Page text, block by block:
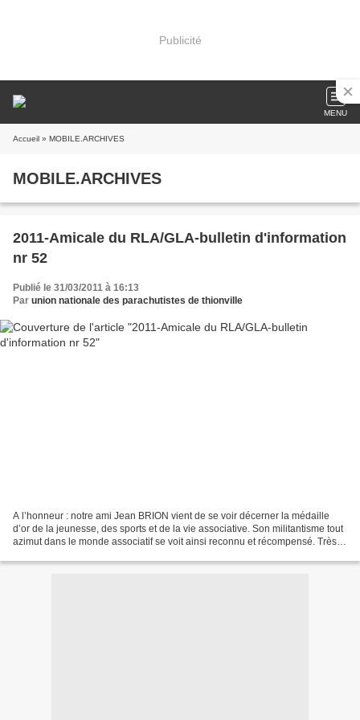
Publicité
MENU
Accueil » MOBILE.ARCHIVES
MOBILE.ARCHIVES
2011-Amicale du RLA/GLA-bulletin d'information
nr 52
Publié le 31/03/2011 à 16:13
Par union nationale des parachutistes de thionville
A l’honneur : notre ami Jean BRION vient de se voir décerner la médaille
d’or de la jeunesse, des sports et de la vie associative. Son militantisme tout
azimut dans le monde associatif se voit ainsi reconnu et récompensé. Très